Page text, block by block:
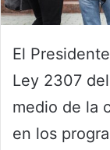
El Presidente
Ley 2307
medio de la
en los